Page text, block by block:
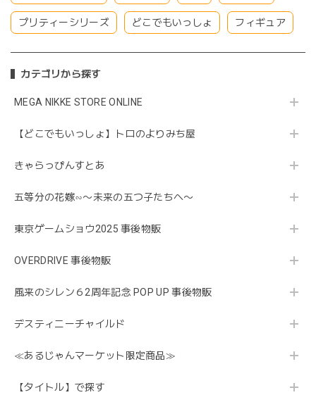
プリティーシリーズ どこでもいっしょ フィギュア
カテゴリから探す
MEGA NIKKE STORE ONLINE
【どこでもいっしょ】トロのよりみち屋
きゃらっぴんすとあ
五等分の花嫁∽〜未来の五つ子たちへ〜
東京ゲームショウ2025 事後物販
OVERDRIVE 事後物販
風来のシレン６2周年記念 POP UP 事後物販
デスティニーチャイルド
≪あるじゃんマーケット限定商品≫
【タイトル】で探す